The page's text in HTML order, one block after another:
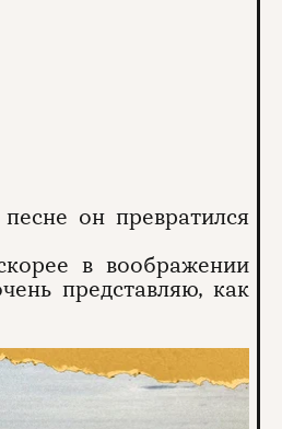
он превратился
в воображении
представляю, как